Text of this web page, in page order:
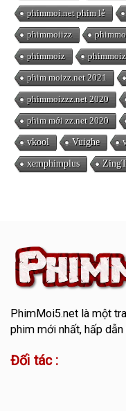
phimmoi.net phim lẻ
phimmoiizz
phimmoiz
phim moizz.net 2021
phimmoizzz.net 2020
phim mới zz.net 2020
vkool Vuighe
xemphimplus
PhimMoi5.netlà một
phim mới nhất, hấp
Đối tác :